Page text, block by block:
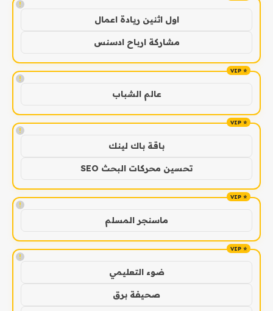
!
اول اثنين ريادة اعمال
مشاركة ارباح ادسنس
!
عالم الشباب
!
باقة باك لينك
تحسين محركات البحث SEO
!
ماسنجر المسلم
!
ضوء التعليمي
صحيفة برق